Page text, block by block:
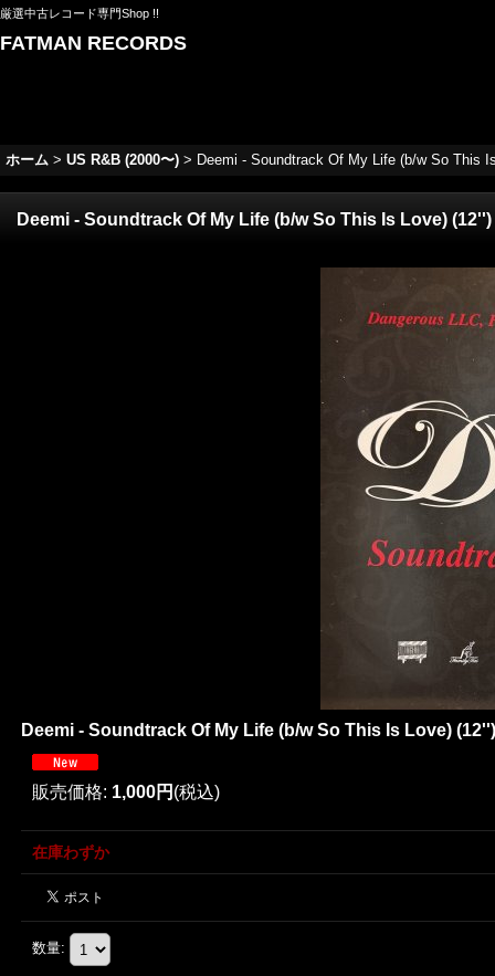
厳選中古レコード専門Shop !!
FATMAN RECORDS
ホーム > US R&B (2000〜) > Deemi - Soundtrack Of My Life (b/w So This
Deemi - Soundtrack Of My Life (b/w So This Is Love) (12'')
Deemi - Soundtrack Of My Life (b/w So This Is Love)
販売価格: 1,000円 (税込)
在庫わずか
数量: